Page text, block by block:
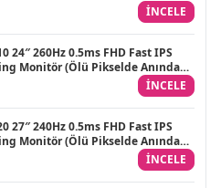
INCELE
24″ 260Hz 0.5ms FHD Fast IPS
Monitör (Ölü Pikselde Anında
INCELE
27″ 240Hz 0.5ms FHD Fast IPS
Monitör (Ölü Pikselde Anında
INCELE